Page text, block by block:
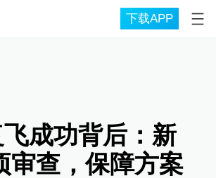
下载APP
成功背后：新
审查，保障方案